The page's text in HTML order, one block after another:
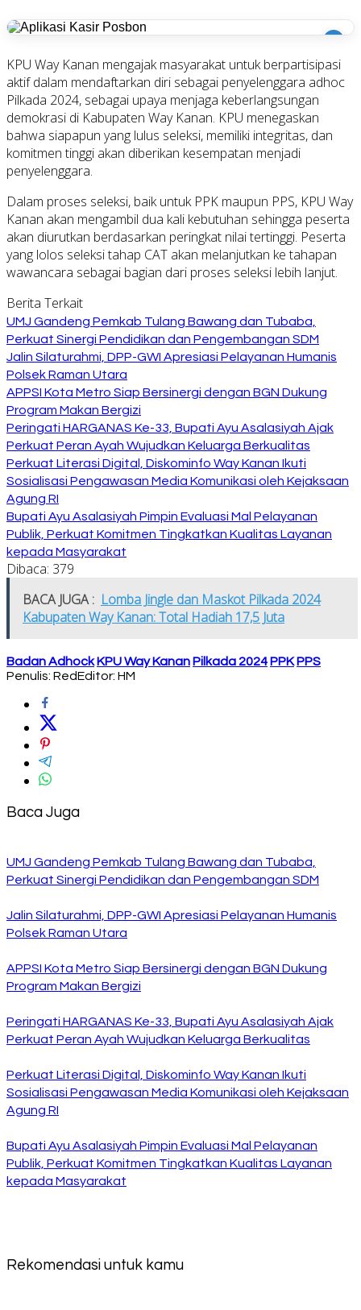
i
KPU Way Kanan mengajak masyarakat untuk berpartisipasi
aktif dalam mendaftarkan diri sebagai penyelenggara adhoc
Pilkada 2024, sebagai upaya menjaga keberlangsungan
demokrasi di Kabupaten Way Kanan. KPU menegaskan
bahwa siapapun yang lulus seleksi, memiliki integritas, dan
komitmen tinggi akan diberikan kesempatan menjadi
penyelenggara.
Dalam proses seleksi, baik untuk PPK maupun PPS, KPU Way
Kanan akan mengambil dua kali kebutuhan sehingga peserta
akan diurutkan berdasarkan peringkat nilai tertinggi. Peserta
yang lolos seleksi tahap CAT akan melanjutkan ke tahapan
wawancara sebagai bagian dari proses seleksi lebih lanjut.
Berita Terkait
UMJ Gandeng Pemkab Tulang Bawang dan Tubaba,
Perkuat Sinergi Pendidikan dan Pengembangan SDM
Jalin Silaturahmi, DPP-GWI Apresiasi Pelayanan Humanis
Polsek Raman Utara
APPSI Kota Metro Siap Bersinergi dengan BGN Dukung
Program Makan Bergizi
Peringati HARGANAS Ke-33, Bupati Ayu Asalasiyah Ajak
Perkuat Peran Ayah Wujudkan Keluarga Berkualitas
Perkuat Literasi Digital, Diskominfo Way Kanan Ikuti
Sosialisasi Pengawasan Media Komunikasi oleh Kejaksaan
Agung RI
Bupati Ayu Asalasiyah Pimpin Evaluasi Mal Pelayanan
Publik, Perkuat Komitmen Tingkatkan Kualitas Layanan
kepada Masyarakat
Dibaca: 379
BACA JUGA : Lomba Jingle dan Maskot Pilkada 2024
Kabupaten Way Kanan: Total Hadiah 17,5 Juta
Badan Adhock KPU Way Kanan Pilkada 2024 PPK PPS
Penulis: RedEditor: HM
Baca Juga
UMJ Gandeng Pemkab Tulang Bawang dan Tubaba,
Perkuat Sinergi Pendidikan dan Pengembangan SDM
Jalin Silaturahmi, DPP-GWI Apresiasi Pelayanan Humanis
Polsek Raman Utara
APPSI Kota Metro Siap Bersinergi dengan BGN Dukung
Program Makan Bergizi
Peringati HARGANAS Ke-33, Bupati Ayu Asalasiyah Ajak
Perkuat Peran Ayah Wujudkan Keluarga Berkualitas
Perkuat Literasi Digital, Diskominfo Way Kanan Ikuti
Sosialisasi Pengawasan Media Komunikasi oleh Kejaksaan
Agung RI
Bupati Ayu Asalasiyah Pimpin Evaluasi Mal Pelayanan
Publik, Perkuat Komitmen Tingkatkan Kualitas Layanan
kepada Masyarakat
Rekomendasi untuk kamu